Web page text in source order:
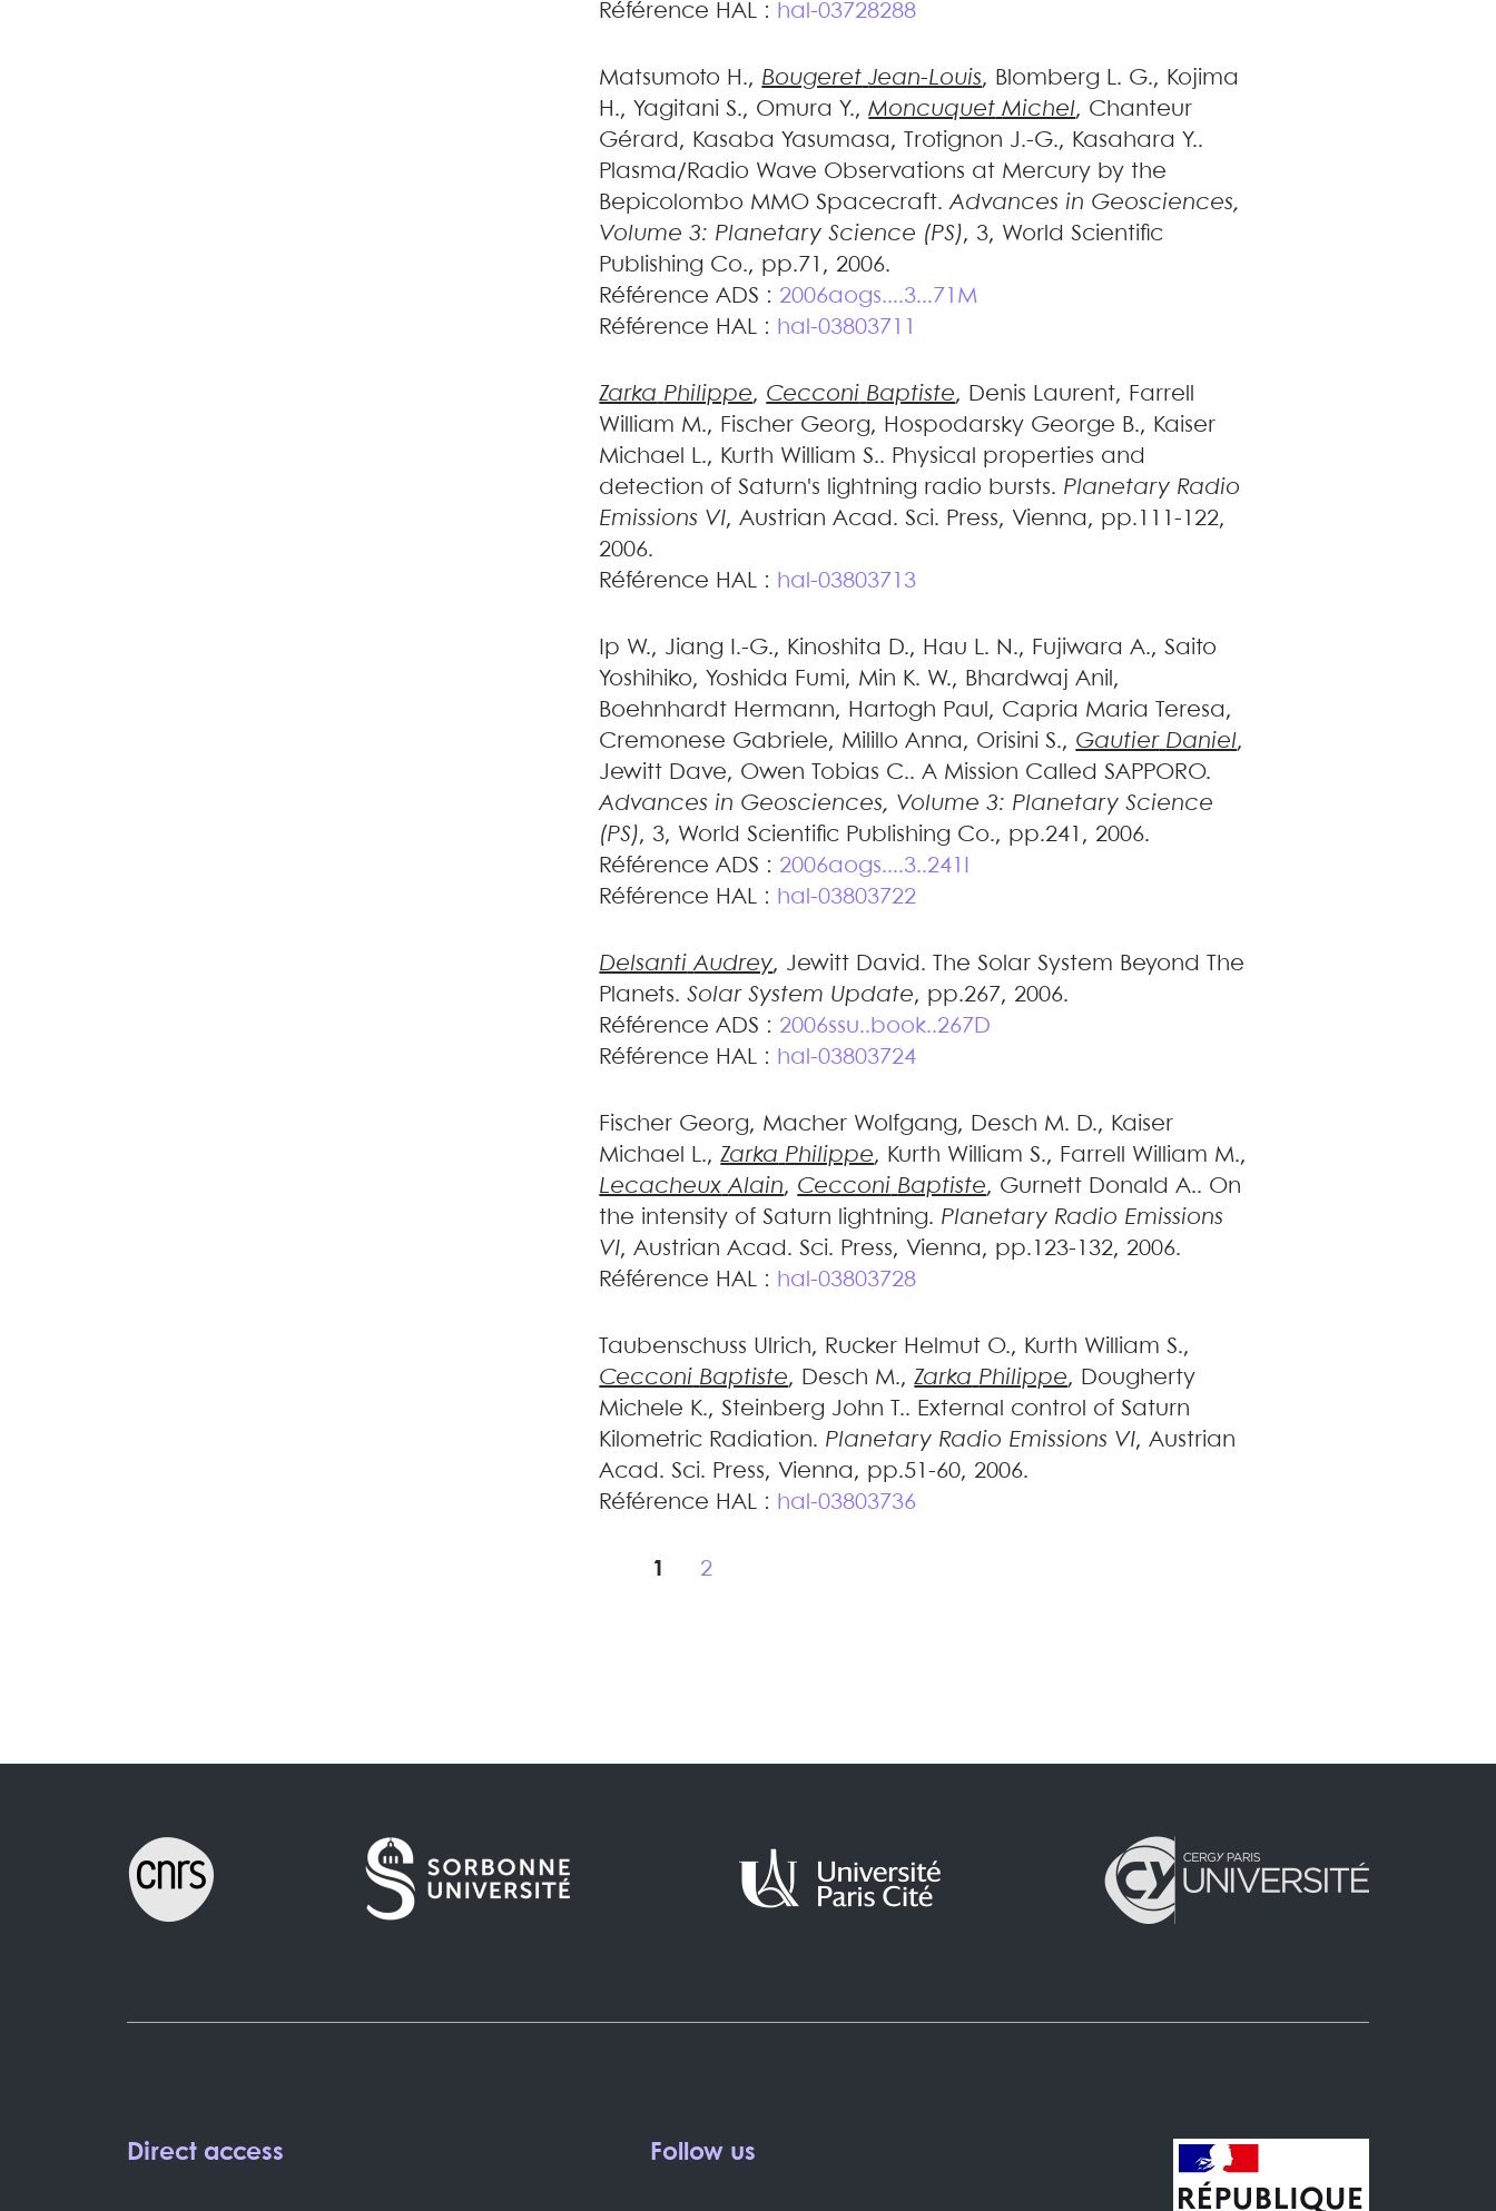
Référence HAL : hal-03728288
Matsumoto H., Bougeret Jean-Louis, Blomberg L. G., Kojima
H., Yagitani S., Omura Y.,Moncuquet Michel, Chanteur
Gérard , Kasaba Yasumasa, Trotignon J.-G., Kasahara Y..
Plasma/Radio Wave Observations at Mercury by the
Bepicolombo MMO Spacecraft.Advances in Geosciences,
Volume 3: Planetary Science (PS), 3, World Scientific
Publishing Co., pp.71, 2006.
Référence ADS : 2006aogs....3...71M
Référence HAL : hal-03803711
Zarka Philippe, Cecconi Baptiste, Denis Laurent, Farrell
William M., Fischer Georg, Hospodarsky George B., Kaiser
Michael L., Kurth William S.. Physical properties and
detection of Saturn's lightning radio bursts. Planetary Radio
Emissions VI, Austrian Acad. Sci. Press, Vienna, pp.111-122,
2006.
Référence HAL : hal-03803713
Ip W., Jiang I.-G., Kinoshita D., Hau L. N., Fujiwara A.,Saito
Yoshihiko, Yoshida Fumi, Min K. W., Bhardwaj Anil ,
Boehnhardt Hermann, Hartogh Paul , Capria Maria Teresa,
Cremonese Gabriele, Milillo Anna, Orisini S., Gautier Daniel,
Jewitt Dave, Owen Tobias C..A Mission Called SAPPORO.
Advances in Geosciences, Volume 3: Planetary Science
(PS), 3, World Scientific Publishing Co., pp.241, 2006.
Référence ADS : 2006aogs....3..241I
Référence HAL : hal-03803722
Delsanti Audrey, Jewitt David .
The Solar System Beyond The
Planets.Solar System Update, pp.267, 2006.
Référence ADS : 2006ssu..book..267D
Référence HAL : hal-03803724
Fischer Georg, Macher Wolfgang, Desch M. D., Kaiser
Michael L.,Zarka Philippe, Kurth William S., Farrell William M.,
Lecacheux Alain, Cecconi Baptiste, Gurnett Donald A.. On
the intensity of Saturn lightning. Planetary Radio Emissions
VI, Austrian Acad. Sci. Press, Vienna, pp.123-132, 2006.
Référence HAL : hal-03803728
Taubenschuss Ulrich, Rucker Helmut O., Kurth William S.,
Cecconi Baptiste, Desch M.,Zarka Philippe, Dougherty
Michele K.,Steinberg John T.. External control of Saturn
Kilometric Radiation. Planetary Radio Emissions VI, Austrian
Acad. Sci. Press, Vienna, pp.51-60, 2006.
Référence HAL : hal-03803736
1 2
Direct access Follow us